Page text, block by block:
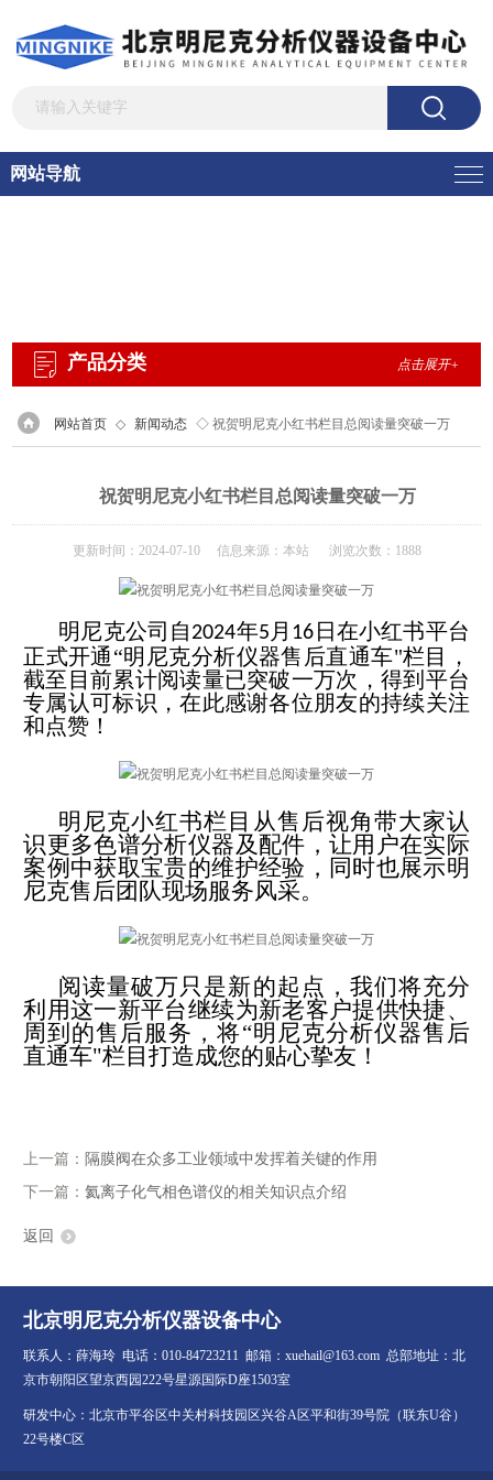
网站导航
产品分类 点击展开+
网站首页 ◇ 新闻动态 ◇ 祝贺明尼克小红书栏目总阅读量突破一万
祝贺明尼克小红书栏目总阅读量突破一万
更新时间：2024-07-10 信息来源：本站 浏览次数：1888
明尼克公司自 2024年5 月 16 日在小红书平台
正式开通“明尼克分析仪器售后直通车"栏目，
截至目前累计阅读量已突破一万次，得到平台
专属认可标识，在此感谢各位朋友的持续关注
和点赞！
明尼克小红书栏目从售后视角带大家认
识更多色谱分析仪器及配件，让用户在实际
案例中获取宝贵的维护经验，同时也展示明
尼克售后团队现场服务风采。
阅读量破万只是新的起点，我们将充分
利用这一新平台继续为新老客户提供快捷、
周到的售后服务，将“明尼克分析仪器售后
直通车"栏目打造成您的贴心挚友！
上一篇： 隔膜阀在众多工业领域中发挥着关键的作用
下一篇：氦离子化气相色谱仪的相关知识点介绍
返回
北京明尼克分析仪器设备中心
联系人：薛海玲 电话：010-84723211 邮箱：xuehail@163.com 总部地址：北
京市朝阳区望京西园222号星源国际D座1503室
研发中心：北京市平谷区中关村科技园区兴谷A区平和街39号院（联东U谷）
22号楼C区